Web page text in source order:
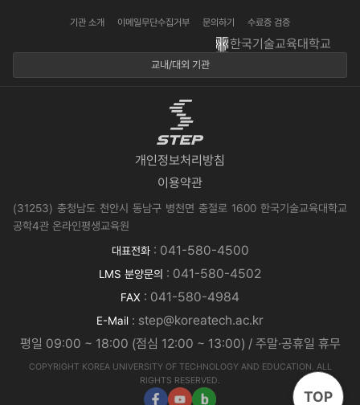
기관 소개 이메일무단수집거부 문의하기 수료증 검증
한국기술교육대학교
교내/대외 기관
개인정보처리방침
이용약관
(31253) 충청남도 천안시 동남구 병천면 충절로 1600 한국기술교육대학교
공학4관 온라인평생교육원
대표전화: 041-580-4500
LMS 분양문의 : 041-580-4502
FAX : 041-580-4984
E-Mail : step@koreatech.ac.kr
평일 09:00 ~ 18:00 (점심 12:00 ~ 13:00) / 주말·공휴일 휴무
COPYRIGHT KOREA UNIVERSITY OF TECHNOLOGY AND EDUCATION. ALL
RIGHTS RESERVED.
TOP